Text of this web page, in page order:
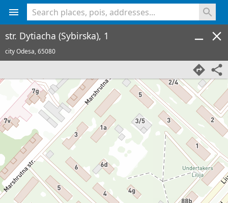
str. Dytiacha (Sybirska), 1
city Odesa,65080
<% console.log(hcard) %>